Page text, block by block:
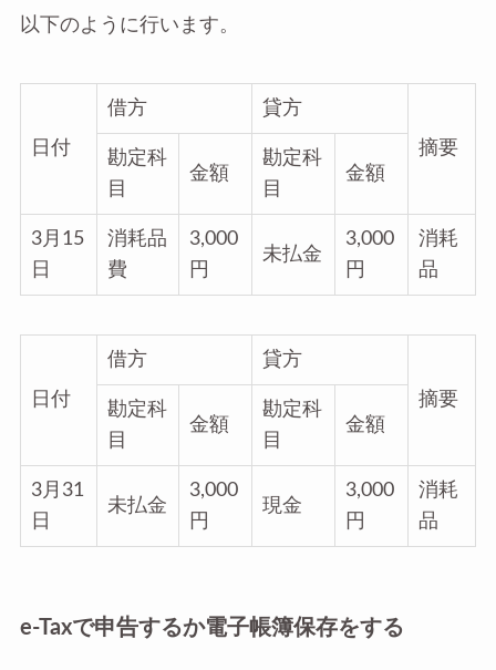
以下のように行います。
日付
借方 貸方
摘要
勘定科
目
金額
勘定科
目
金額
3月15
日
消耗品
費
3,000
円
未払金
3,000
円
消耗
品
日付
借方 貸方
摘要
勘定科
目
金額
勘定科
目
金額
3月31
日
未払金
3,000
円
現金
3,000
円
消耗
品
e-Taxで申告するか電子帳簿保存をする